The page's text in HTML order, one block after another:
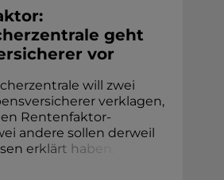
geht
vor
will zwei
verklagen,
Rentenfaktor-
andere sollen derweil
erklärt habe